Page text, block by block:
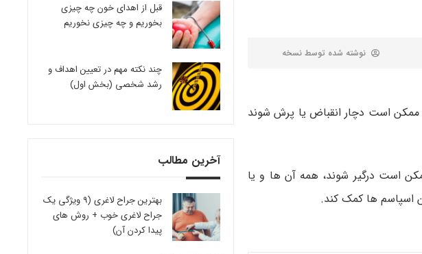
نوشته شده توسط نسخه
ممکن است دچار انقباض یا پرش شوند
است درگیر شوند، همه آن ها و یا
اسپاسم ها کمک کند.
قبل از اهدای خون چه چیزی
بخوریم و چه چیزی نخوریم
چند نکته مهم در تعیین اهداف و
رشد شخصی (بخش اول)
آخرین مطالب
بهترین جراح لاغری (9 ویژگی یک
جراح لاغری خوب + روش های
پیدا کردن آن)